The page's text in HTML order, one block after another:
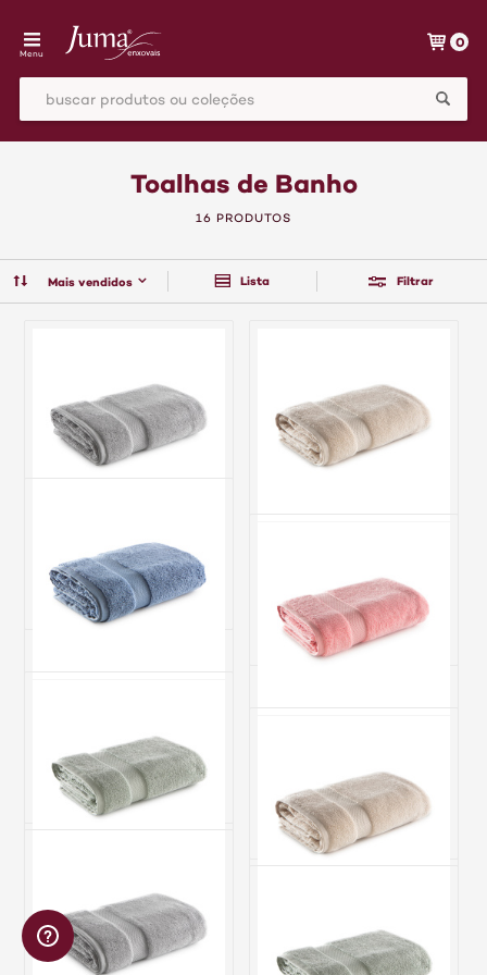
Menu
0
Toalhas de Banho
Mais vendidos Lista Filtrar
16 PRODUTOS
Toalha de Banho Super Soft
Twist Cinza
Produto indisponível
por
R$ 89,90 25%
OFF
3x de R$ 29,97 sem juros
por
R$ 89,90 25%
OFF
3x de R$ 29,97 sem juros
por
R$ 89,90 25%
OFF
3x de R$ 29,97 sem juros
Toalha de Banho Super Soft
Twist Verde
Produto indisponível
Toalha de Rosto Super Soft
Twist Bege